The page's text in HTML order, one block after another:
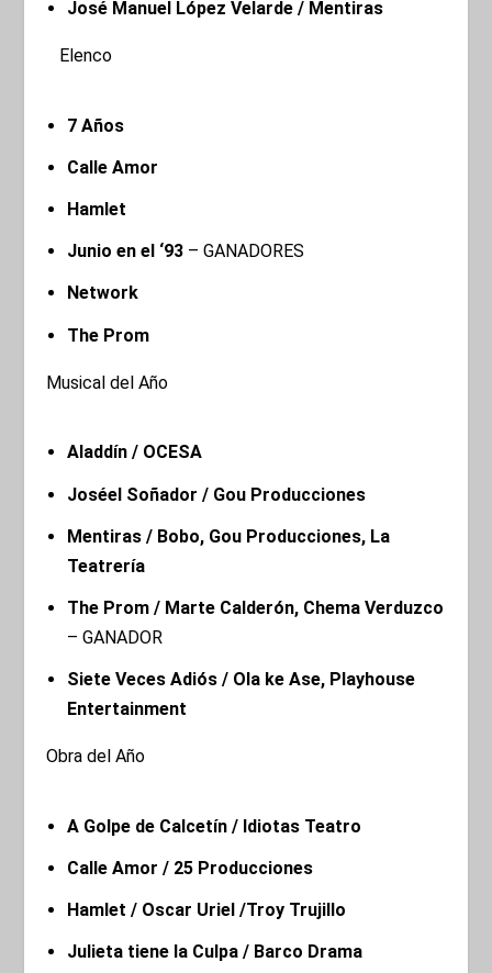
José Manuel López Velarde / Mentiras
Elenco
7 Años
Calle Amor
Hamlet
Junio en el ‘93– GANADORES
Network
The Prom
Musical del Año
Aladdín / OCESA
Joséel Soñador / Gou Producciones
Mentiras / Bobo, Gou Producciones, La
Teatrería
The Prom / Marte Calderón, Chema Verduzco
– GANADOR
Siete Veces Adiós / Ola ke Ase, Playhouse
Entertainment
Obra del Año
A Golpe de Calcetín / Idiotas Teatro
Calle Amor / 25 Producciones
Hamlet / Oscar Uriel /Troy Trujillo
Julieta tiene la Culpa / Barco Drama